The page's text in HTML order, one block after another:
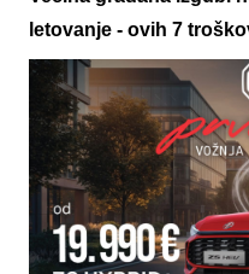
letovanje - ovih 7